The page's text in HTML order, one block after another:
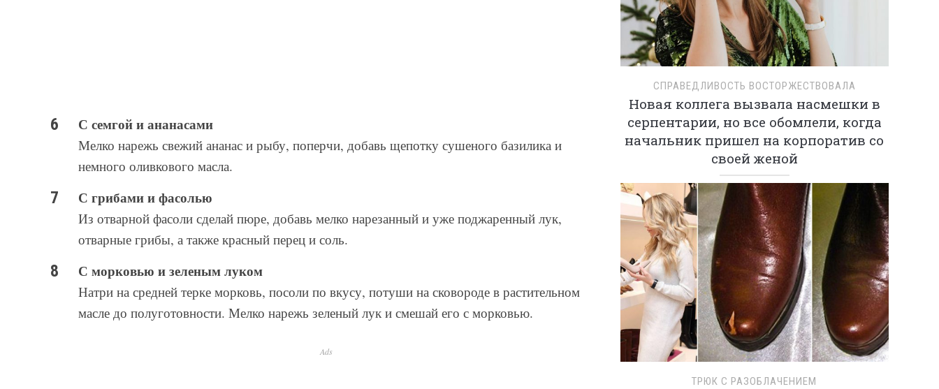
С семгой и ананасами
Мелко нарежь свежий ананас и рыбу, поперчи, добавь щепотку сушеного базилика и
немного оливкового масла.
С грибами и фасолью
Из отварной фасоли сделай пюре, добавь мелко нарезанный и уже поджаренный лук,
отварные грибы, а также красный перец и соль.
С морковью и зеленым луком
Натри на средней терке морковь, посоли по вкусу, потуши на сковороде в растительном
масле до полуготовности. Мелко нарежь зеленый лук и смешай его с морковью.
Ads
СПРАВЕДЛИВОСТЬ ВОСТОРЖЕСТВОВАЛА
Новая коллега вызвала насмешки в
серпентарии, но все обомлели, когда
начальник пришел на корпоратив со
своей женой
ТРЮК С РАЗОБЛАЧЕНИЕМ